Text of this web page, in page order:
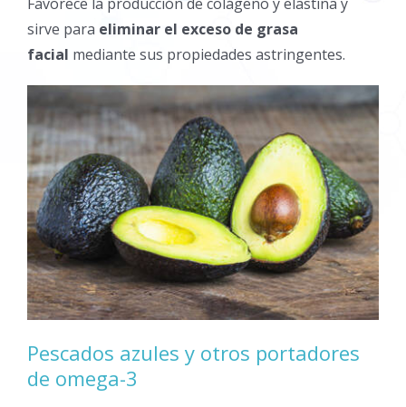
sirve para eliminar el exceso de grasa
facial mediante sus propiedades astringentes.
Pescados azules y otros portadores
de omega-3